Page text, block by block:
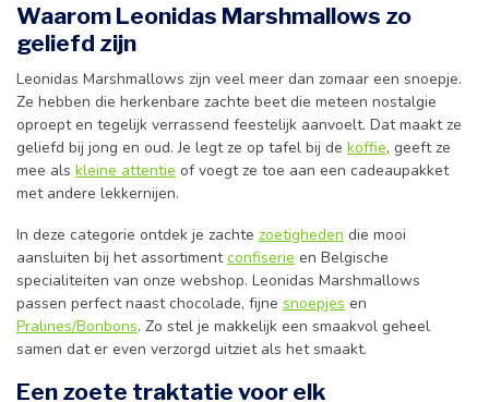
Waarom Leonidas Marshmallows zo
geliefd zijn
Leonidas Marshmallows zijn veel meer dan zomaar een snoepje.
Ze hebben die herkenbare zachte beet die meteen nostalgie
oproept en tegelijk verrassend feestelijk aanvoelt. Dat maakt ze
geliefd bij jong en oud. Je legt ze op tafel bij de koffie, geeft ze
mee als kleine attentie of voegt ze toe aan een cadeaupakket
met andere lekkernijen.
In deze categorie ontdek je zachte zoetigheden die mooi
aansluiten bij het assortimentconfiserie en Belgische
specialiteiten van onze webshop. Leonidas Marshmallows
passen perfect naast chocolade, fijne snoepjes en
Pralines/Bonbons. Zo stel je makkelijk een smaakvol geheel
samen dat er even verzorgd uitziet als het smaakt.
Een zoete traktatie voor elk